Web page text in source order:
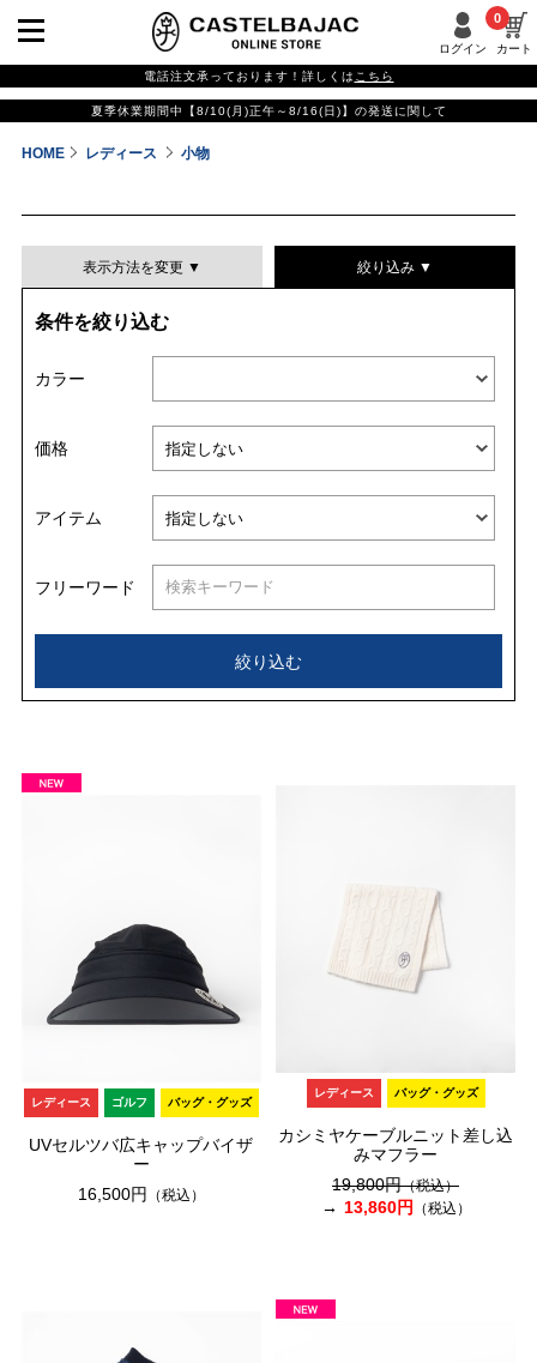
ログイン カート
0
電話注文承っております！詳しくは こちら
夏季休業期間中【8/10(月)正午～8/16(日)】の発送に関して
HOME レディース 小物
表示方法を変更 ▼
並び替える
絞り込み ▼
条件を絞り込む
カラー
価格
アイテム
フリーワード
絞り込む
レディース ゴルフ バッグ・グッズ
UVセルツバ広キャップバイザ
ー
16,500円
（税込）
レディース バッグ・グッズ
カシミヤケーブルニット差し込
みマフラー
19,800円（税込）
13,860円 （税込）